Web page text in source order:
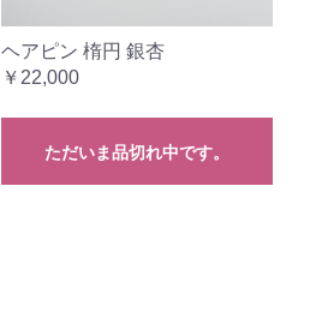
ヘアピン 楕円 銀杏
￥22,000
ただいま品切れ中です。